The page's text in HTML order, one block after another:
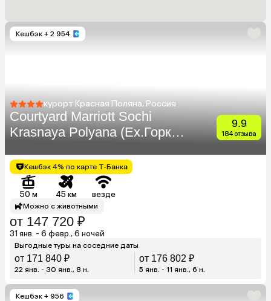
Кешбэк + 2 954
курорт Красная Поляна, Россия
Courtyard Marriott Sochi
Krasnaya Polyana (Ex.Горки
9.9
184 отзыва
Кешбэк 4% по карте Т-Банка
50 м 45 км везде
Можно с животными
от 147 720 ₽
31 янв. - 6 февр., 6 ночей
Выгодные туры на соседние даты
от 171 840 ₽
22 янв. - 30 янв., 8 н.
от 176 802 ₽
5 янв. - 11 янв., 6 н.
Кешбэк + 956